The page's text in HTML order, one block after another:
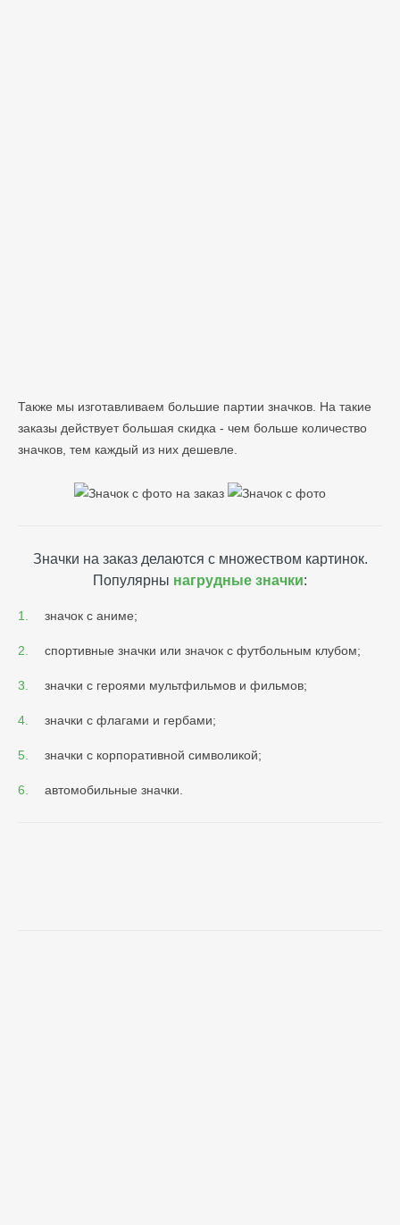
Также мы изготавливаем большие партии значков. На такие
заказы действует большая скидка - чем больше количество
значков, тем каждый из них дешевле.
Значки на заказ делаются с множеством картинок.
Популярны нагрудные значки:
значок с аниме;
спортивные значки или значок с футбольным клубом;
значки с героями мультфильмов и фильмов;
значки с флагами и гербами;
значки с корпоративной символикой;
автомобильные значки.